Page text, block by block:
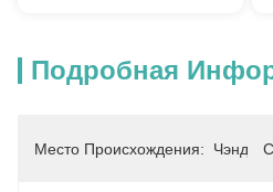
Подробная
Место Происхождения: Чэнду